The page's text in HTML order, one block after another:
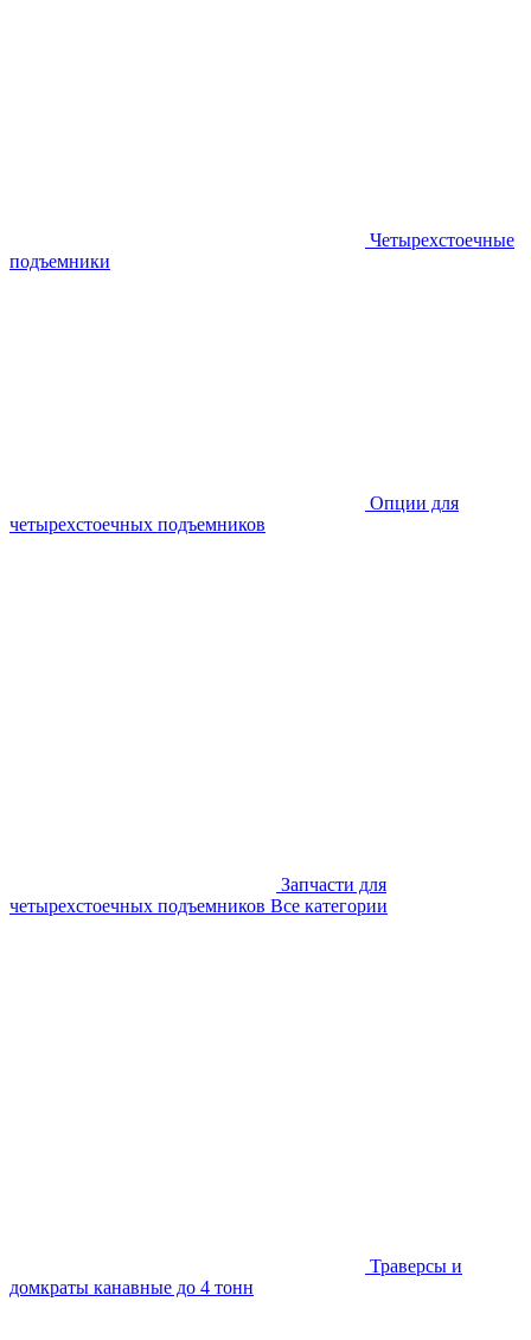
Четырехстоечные
подъемники
Опции для
четырехстоечных подъемников
Запчасти для
четырехстоечных подъемников Все категории
Траверсы и
домкраты канавные до 4 тонн